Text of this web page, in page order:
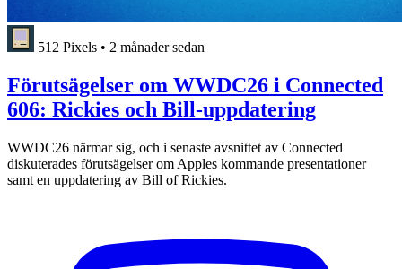
512 Pixels • 2 månader sedan
Förutsägelser om WWDC26 i Connected
606: Rickies och Bill-uppdatering
WWDC26 närmar sig, och i senaste avsnittet av Connected
diskuterades förutsägelser om Apples kommande presentationer
samt en uppdatering av Bill of Rickies.